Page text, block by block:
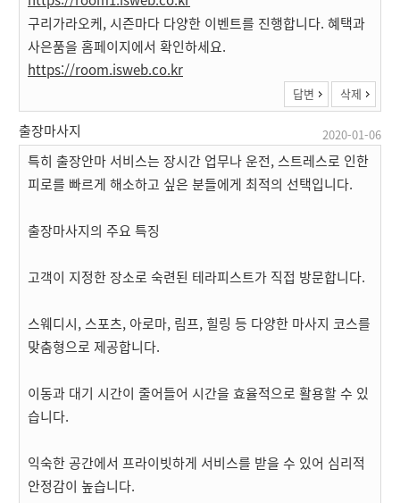
구리가라오케, 시즌마다 다양한 이벤트를 진행합니다. 혜택과
사은품을 홈페이지에서 확인하세요.
https://room.isweb.co.kr
답변 삭제
출장마사지 2020-01-06
특히 출장안마 서비스는 장시간 업무나 운전, 스트레스로 인한
피로를 빠르게 해소하고 싶은 분들에게 최적의 선택입니다.
출장마사지의 주요 특징
고객이 지정한 장소로 숙련된 테라피스트가 직접 방문합니다.
스웨디시, 스포츠, 아로마, 림프, 힐링 등 다양한 마사지 코스를
맞춤형으로 제공합니다.
이동과 대기 시간이 줄어들어 시간을 효율적으로 활용할 수 있
습니다.
익숙한 공간에서 프라이빗하게 서비스를 받을 수 있어 심리적
안정감이 높습니다.